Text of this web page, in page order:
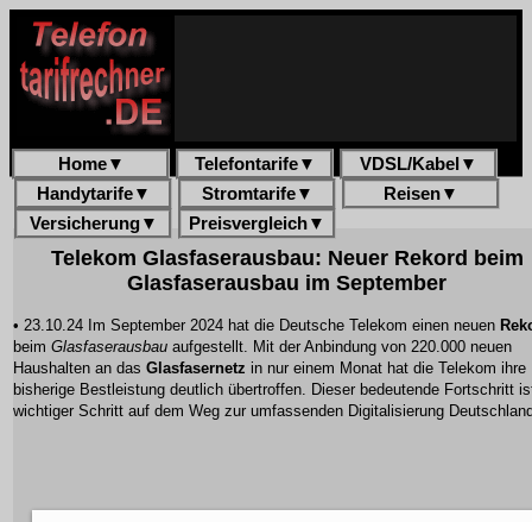
Home▼ Telefontarife▼ VDSL/Kabel ▼
Handytarife▼ Stromtarife▼ Reisen▼
Versicherung▼ Preisvergleich▼
Telekom Glasfaserausbau: Neuer Rekord beim
Glasfaserausbau im September
• 23.10.24 Im September 2024 hat die Deutsche Telekom einen neuen
beim Glasfaserausbau aufgestellt. Mit der Anbindung von 220.000 neuen
Haushalten an das Glasfasernetz in nur einem Monat hat die Telekom ihre
bisherige Bestleistung deutlich übertroffen. Dieser bedeutende Fortschritt
wichtiger Schritt auf dem Weg zur umfassenden Digitalisierung